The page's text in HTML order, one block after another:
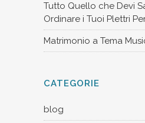
Tutto Quello che Devi
Ordinare i Tuoi Plettri
Matrimonio a Tema
CATEGORIE
blog